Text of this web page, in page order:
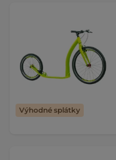
Výhodné splátky